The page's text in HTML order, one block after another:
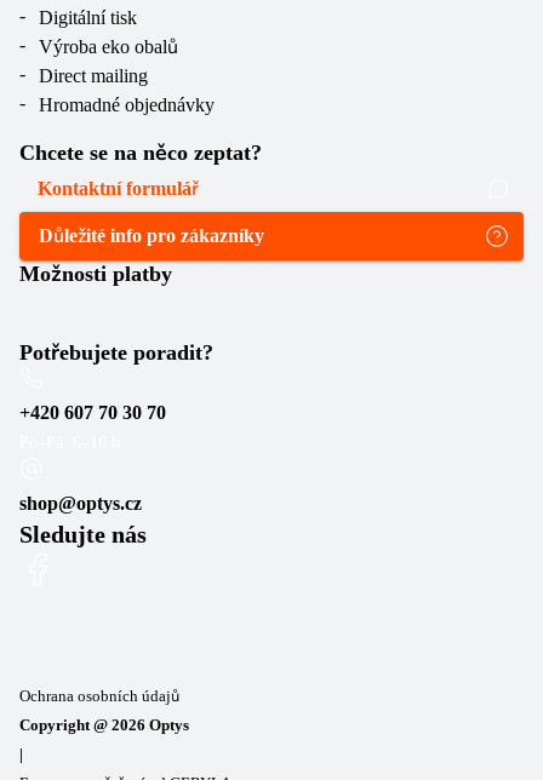
Digitální tisk
Výroba eko obalů
Direct mailing
Hromadné objednávky
Chcete se na něco zeptat?
Kontaktní formulář
Důležité info pro zákazníky
Možnosti platby
Potřebujete poradit?
+420 607 70 30 70
shop@optys.cz
Sledujte nás
Ochrana osobních údajů
Copyright @ 2026 Optys
|